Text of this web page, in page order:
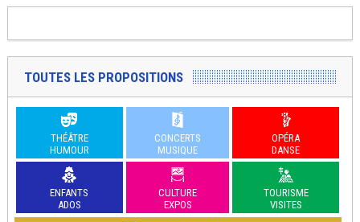
TOUTES LES PROPOSITIONS
THÉÂTRE
HUMOUR
CONCERTS
MUSIQUE
OPÉRA
DANSE
ENFANTS
ADOS
CULTURE
EXPOS
TOURISME
VISITES